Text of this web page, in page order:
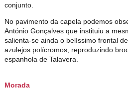
conjunto.
No pavimento da capela podemos
António Gonçalves que instituiu a
salienta-se ainda o belíssimo frontal
azulejos polícromos, reproduzindo
espanhola de Talavera.
Morada